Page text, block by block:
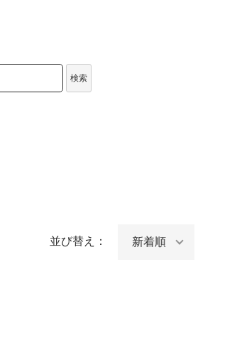
検索
並び替え：